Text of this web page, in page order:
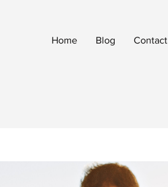
Home Blog Contact